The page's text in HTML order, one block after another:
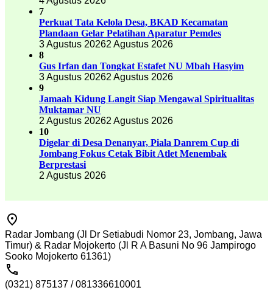
7
Perkuat Tata Kelola Desa, BKAD Kecamatan
Plandaan Gelar Pelatihan Aparatur Pemdes
3 Agustus 20262 Agustus 2026
8
Gus Irfan dan Tongkat Estafet NU Mbah Hasyim
3 Agustus 20262 Agustus 2026
9
Jamaah Kidung Langit Siap Mengawal Spiritualitas
Muktamar NU
2 Agustus 20262 Agustus 2026
10
Digelar di Desa Denanyar, Piala Danrem Cup di
Jombang Fokus Cetak Bibit Atlet Menembak
Berprestasi
2 Agustus 2026
Radar Jombang (Jl Dr Setiabudi Nomor 23, Jombang, Jawa
Timur) & Radar Mojokerto (Jl R A Basuni No 96 Jampirogo
Sooko Mojokerto 61361)
(0321) 875137 / 081336610001